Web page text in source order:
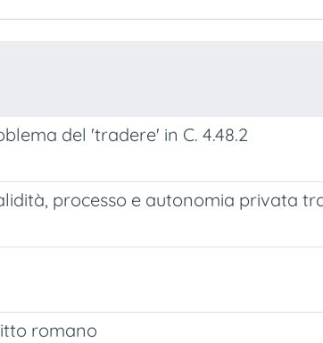
del 'tradere' in C. 4.48.2
processo e autonomia privata
romano